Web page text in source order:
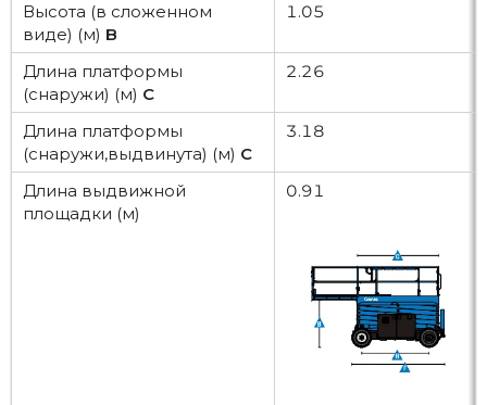
Высота (в сложенном
виде) (м) B
1.05
Длина платформы
(снаружи) (м) C
2.26
Длина платформы
(снаружи,выдвинута) (м) C
3.18
Длина выдвижной
площадки (м)
0.91